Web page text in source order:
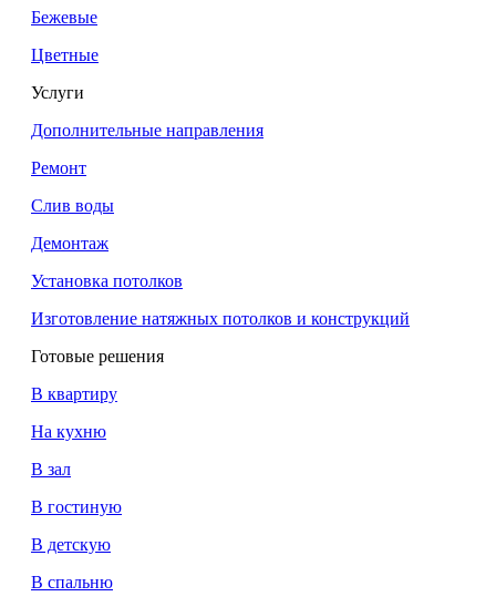
Бежевые
Цветные
Услуги
Дополнительные направления
Ремонт
Слив воды
Демонтаж
Установка потолков
Изготовление натяжных потолков и конструкций
Готовые решения
В квартиру
На кухню
В зал
В гостиную
В детскую
В спальню